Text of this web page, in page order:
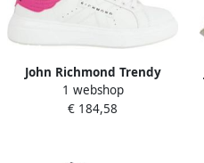
John Richmond Trendy
Fashion Sneakers
1 webshop
€ 184,58